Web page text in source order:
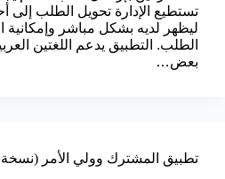
تستطيع الإدارة تحويل الطلب إلى
ليظهر لديه بشكل مباشر وإمكانية
الطلب. التطبيق يدعم اللغتين
بعض…
تطبيق المشترك وولي الأمر (نسخة Android & IOS)